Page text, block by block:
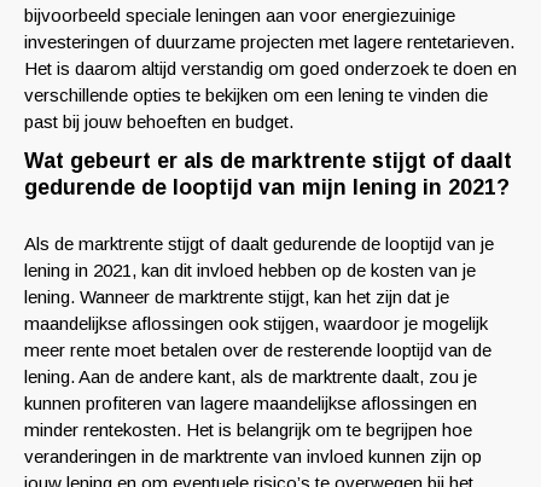
bijvoorbeeld speciale leningen aan voor energiezuinige
investeringen of duurzame projecten met lagere rentetarieven.
Het is daarom altijd verstandig om goed onderzoek te doen en
verschillende opties te bekijken om een lening te vinden die
past bij jouw behoeften en budget.
Wat gebeurt er als de marktrente stijgt of daalt
gedurende de looptijd van mijn lening in 2021?
Als de marktrente stijgt of daalt gedurende de looptijd van je
lening in 2021, kan dit invloed hebben op de kosten van je
lening. Wanneer de marktrente stijgt, kan het zijn dat je
maandelijkse aflossingen ook stijgen, waardoor je mogelijk
meer rente moet betalen over de resterende looptijd van de
lening. Aan de andere kant, als de marktrente daalt, zou je
kunnen profiteren van lagere maandelijkse aflossingen en
minder rentekosten. Het is belangrijk om te begrijpen hoe
veranderingen in de marktrente van invloed kunnen zijn op
jouw lening en om eventuele risico’s te overwegen bij het